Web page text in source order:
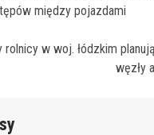
między pojazdami
w woj. łódzkim
węzły